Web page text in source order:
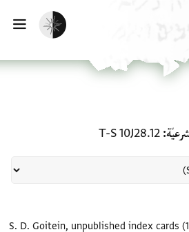
تفعيل الوضع المظلم
T-S 10J28.12
S. D. Goitein, unpublished index cards